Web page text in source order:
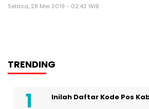
Selasa, 28 Mei 2019 - 02:42 WIB
TRENDING
Inilah Daftar Kode Pos